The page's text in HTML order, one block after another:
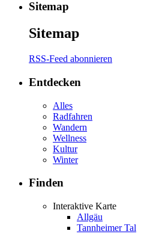
Sitemap
Sitemap
RSS-Feed abonnieren
Entdecken
Alles
Radfahren
Wandern
Wellness
Kultur
Winter
Finden
Interaktive Karte
Allgäu
Tannheimer Tal